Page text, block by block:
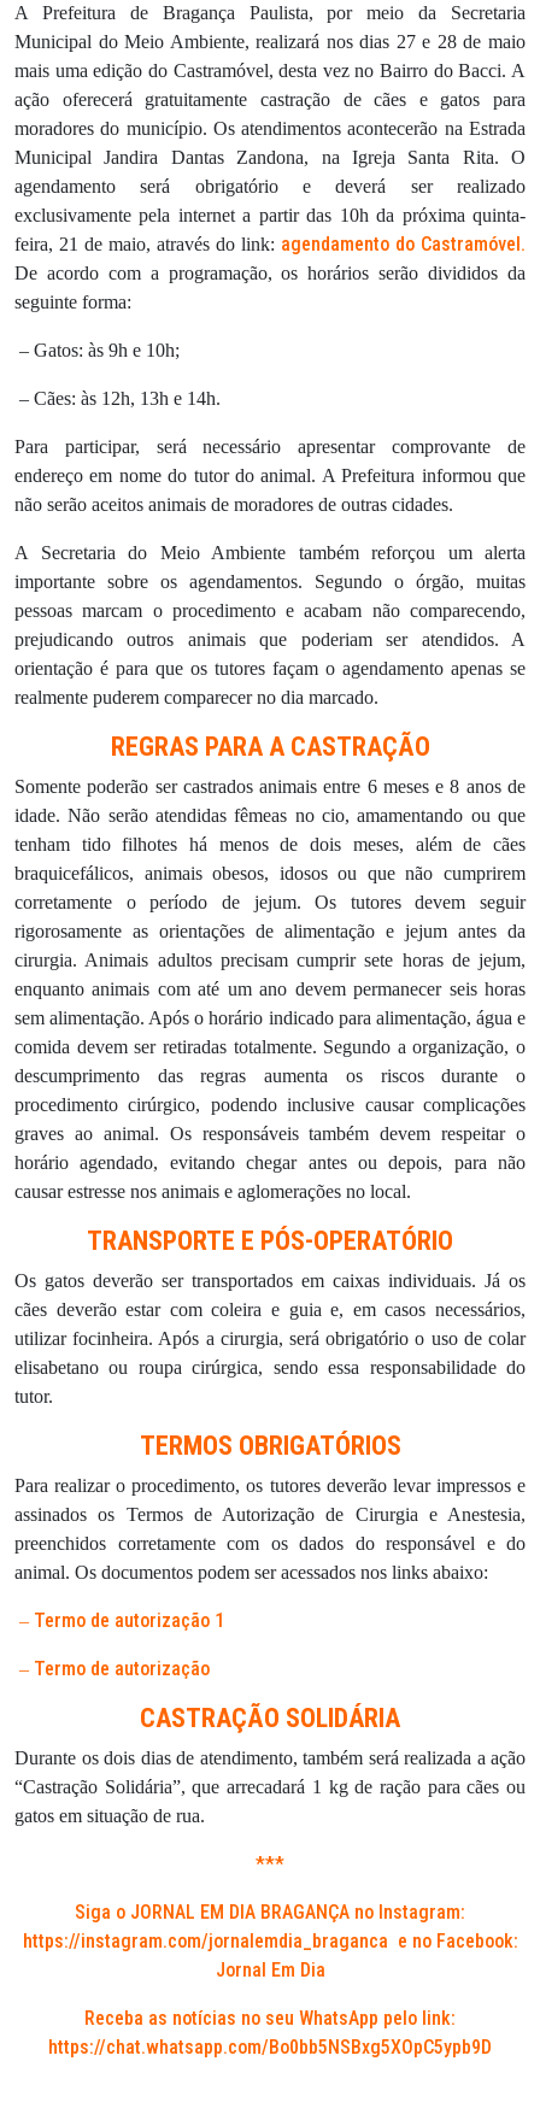
A Prefeitura de Bragança Paulista, por meio da Secretaria
Municipal do Meio Ambiente, realizará nos dias 27 e 28 de maio
mais uma edição do Castramóvel, desta vez no Bairro do Bacci. A
ação oferecerá gratuitamente castração de cães e gatos para
moradores do município. Os atendimentos acontecerão na Estrada
Municipal Jandira Dantas Zandona, na Igreja Santa Rita. O
agendamento será obrigatório e deverá ser realizado
exclusivamente pela internet a partir das 10h da próxima quinta-
feira, 21 de maio, através do link: agendamento do Castramóvel.
De acordo com a programação, os horários serão divididos da
seguinte forma:
– Gatos: às 9h e 10h;
– Cães: às 12h, 13h e 14h.
Para participar, será necessário apresentar comprovante de
endereço em nome do tutor do animal. A Prefeitura informou que
não serão aceitos animais de moradores de outras cidades.
A Secretaria do Meio Ambiente também reforçou um alerta
importante sobre os agendamentos. Segundo o órgão, muitas
pessoas marcam o procedimento e acabam não comparecendo,
prejudicando outros animais que poderiam ser atendidos. A
orientação é para que os tutores façam o agendamento apenas se
realmente puderem comparecer no dia marcado.
REGRAS PARA A CASTRAÇÃO
Somente poderão ser castrados animais entre 6 meses e 8 anos de
idade. Não serão atendidas fêmeas no cio, amamentando ou que
tenham tido filhotes há menos de dois meses, além de cães
braquicefálicos, animais obesos, idosos ou que não cumprirem
corretamente o período de jejum. Os tutores devem seguir
rigorosamente as orientações de alimentação e jejum antes da
cirurgia. Animais adultos precisam cumprir sete horas de jejum,
enquanto animais com até um ano devem permanecer seis horas
sem alimentação. Após o horário indicado para alimentação, água e
comida devem ser retiradas totalmente. Segundo a organização, o
descumprimento das regras aumenta os riscos durante o
procedimento cirúrgico, podendo inclusive causar complicações
graves ao animal. Os responsáveis também devem respeitar o
horário agendado, evitando chegar antes ou depois, para não
causar estresse nos animais e aglomerações no local.
TRANSPORTE E PÓS-OPERATÓRIO
Os gatos deverão ser transportados em caixas individuais. Já os
cães deverão estar com coleira e guia e, em casos necessários,
utilizar focinheira. Após a cirurgia, será obrigatório o uso de colar
elisabetano ou roupa cirúrgica, sendo essa responsabilidade do
tutor.
TERMOS OBRIGATÓRIOS
Para realizar o procedimento, os tutores deverão levar impressos e
assinados os Termos de Autorização de Cirurgia e Anestesia,
preenchidos corretamente com os dados do responsável e do
animal. Os documentos podem ser acessados nos links abaixo:
– Termo de autorização 1
– Termo de autorização
CASTRAÇÃO SOLIDÁRIA
Durante os dois dias de atendimento, também será realizada a ação
“Castração Solidária”, que arrecadará 1 kg de ração para cães ou
gatos em situação de rua.
***
Siga o JORNAL EM DIA BRAGANÇA no Instagram:
https://instagram.com/jornalemdia_braganca e no Facebook:
Jornal Em Dia
Receba as notícias no seu WhatsApp pelo link:
https://chat.whatsapp.com/Bo0bb5NSBxg5XOpC5ypb9D